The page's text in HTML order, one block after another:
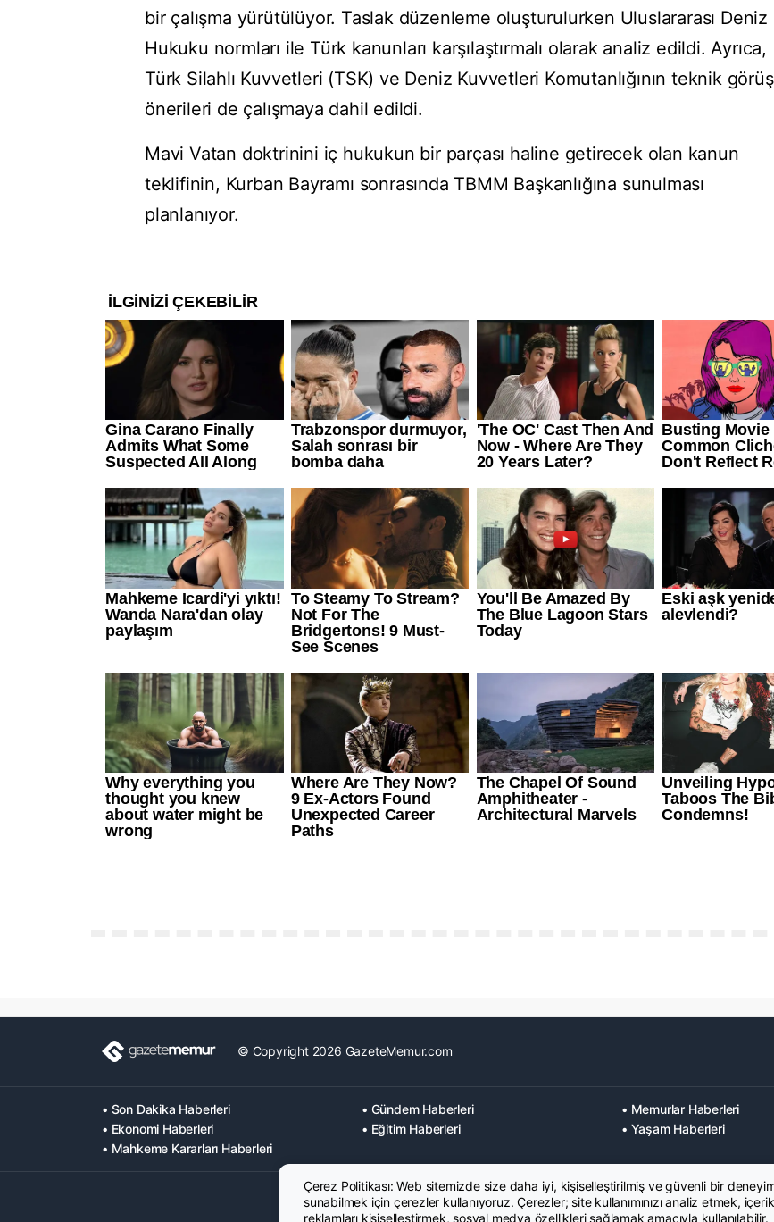
bir çalışma yürütülüyor. Taslak düzenleme oluşturulurken Uluslararası Deniz
Hukuku normları ile Türk kanunları karşılaştırmalı olarak analiz edildi. Ayrıca,
Türk Silahlı Kuvvetleri (TSK) ve Deniz Kuvvetleri Komutanlığının teknik
önerileri de çalışmaya dahil edildi.
Mavi Vatan doktrinini iç hukukun bir parçası haline getirecek olan kanun
teklifinin, Kurban Bayramı sonrasında TBMM Başkanlığına sunulması
planlanıyor.
© Copyright 2026 GazeteMemur.com
• Son Dakika Haberleri • Gündem Haberleri • Memurlar Haberleri
• Ekonomi Haberleri
• Eğitim Haberleri • Yaşam Haberleri
• Mahkeme Kararları Haberleri
Çerez Politikası: Web sitemizde size daha iyi, kişiselleştirilmiş ve güvenli bir
sunabilmek için çerezler kullanıyoruz. Çerezler; site kullanımınızı analiz etmek,
reklamları kişiselleştirmek, sosyal medya özellikleri sağlamak amacıyla kullanılabilir.